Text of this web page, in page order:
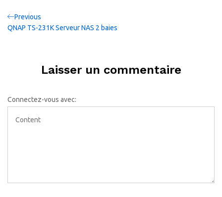
Navigation
de
Previous
Post
Previous
QNAP TS-231K Serveur NAS 2 baies
Laisser un commentaire
Connectez-vous avec: